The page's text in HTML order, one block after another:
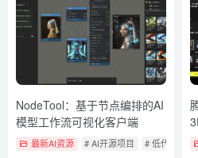
NodeTool：基于节点编排的AI
模型工作流可视化客户端
最新AI资源 # AI开源项目 # 低代码工作